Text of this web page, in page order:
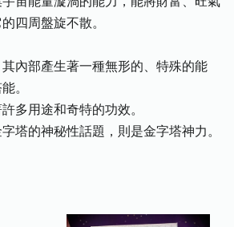
四周盤旋不散。
內部產生著一種無形的、特殊的能
。
多用途和奇特的功效。
塔的神秘性話題，則是金字塔神力。